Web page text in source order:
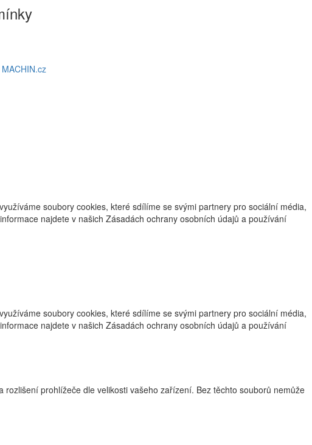
MACHIN.cz
soubory cookies, které sdílíme se svými partnery pro sociální média,
najdete v našich Zásadách ochrany osobních údajů a používání
soubory cookies, které sdílíme se svými partnery pro sociální média,
najdete v našich Zásadách ochrany osobních údajů a používání
prohlížeče dle velikosti vašeho zařízení. Bez těchto souborů nemůže